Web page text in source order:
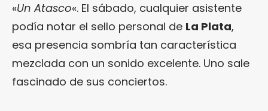
«Un Atasco«. El sábado, cualquier asistente
podía notar el sello personal de La Plata,
esa presencia sombría tan característica
mezclada con un sonido excelente. Uno sale
fascinado de sus conciertos.